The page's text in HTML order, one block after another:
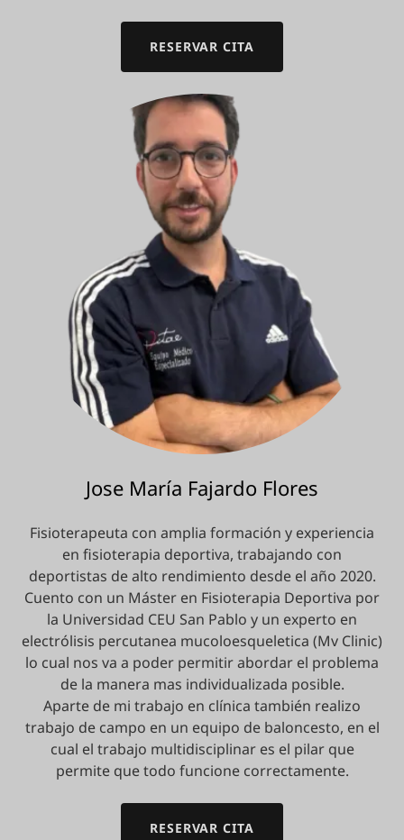
RESERVAR CITA
Jose María Fajardo Flores
Fisioterapeuta con amplia formación y experiencia
en fisioterapia deportiva, trabajando con
deportistas de alto rendimiento desde el año 2020.
Cuento con un Máster en Fisioterapia Deportiva por
la Universidad CEU San Pablo y un experto en
electrólisis percutanea mucoloesqueletica (Mv Clinic)
lo cual nos va a poder permitir abordar el problema
de la manera mas individualizada posible.
Aparte de mi trabajo en clínica también realizo
trabajo de campo en un equipo de baloncesto, en el
cual el trabajo multidisciplinar es el pilar que
permite que todo funcione correctamente.
RESERVAR CITA